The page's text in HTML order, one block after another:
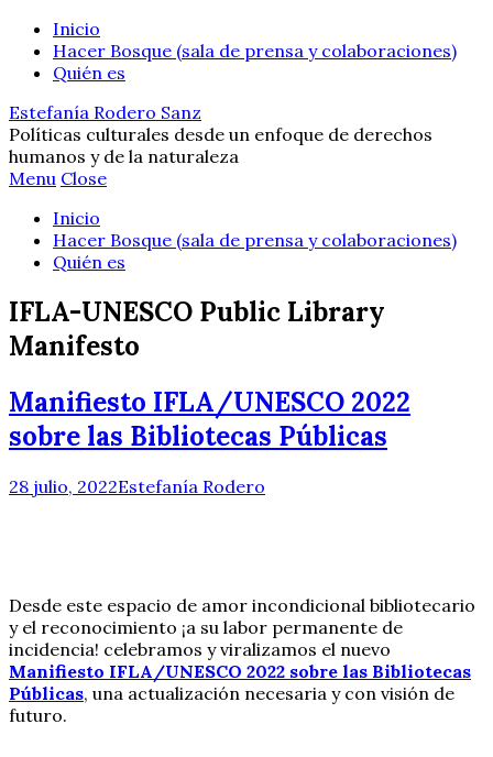
Inicio
Hacer Bosque (sala de prensa y colaboraciones)
Quién es
Estefanía Rodero Sanz
Políticas culturales desde un enfoque de derechos
humanos y de la naturaleza
Menu Close
Inicio
Hacer Bosque (sala de prensa y colaboraciones)
Quién es
IFLA-UNESCO Public Library
Manifesto
Manifiesto IFLA/UNESCO 2022
sobre las Bibliotecas Públicas
28 julio, 2022Estefanía Rodero
Desde este espacio de amor incondicional bibliotecario
y el reconocimiento ¡a su labor permanente de
incidencia! celebramos y viralizamos el nuevo
Manifiesto IFLA/UNESCO 2022 sobre las Bibliotecas
Públicas, una actualización necesaria y con visión de
futuro.